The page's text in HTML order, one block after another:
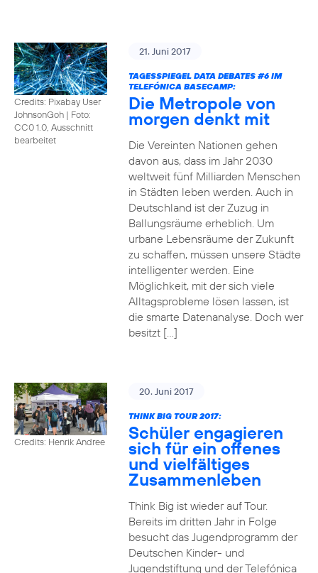
Credits: Pixabay User
JohnsonGoh | Foto:
CC0 1.0, Ausschnitt
bearbeitet
21. Juni 2017
TAGESSPIEGEL DATA DEBATES #6IM
TELEFÓNICA BASECAMP:
Die Metropole von
morgen denkt mit
Die Vereinten Nationen gehen
davon aus, dass im Jahr 2030
weltweit fünf Milliarden Menschen
in Städten leben werden. Auch in
Deutschland ist der Zuzug in
Ballungsräume erheblich. Um
urbane Lebensräume der Zukunft
zu schaffen, müssen unsere Städte
intelligenter werden. Eine
Möglichkeit, mit der sich viele
Alltagsprobleme lösen lassen, ist
die smarte Datenanalyse. Doch wer
besitzt […]
Credits: Henrik Andree
20. Juni 2017
THINK BIG TOUR 2017:
Schüler engagieren
sich für ein offenes
und vielfältiges
Zusammenleben
Think Big ist wieder auf Tour.
Bereits im dritten Jahr in Folge
besucht das Jugendprogramm der
Deutschen Kinder- und
Jugendstiftung und der Telefónica